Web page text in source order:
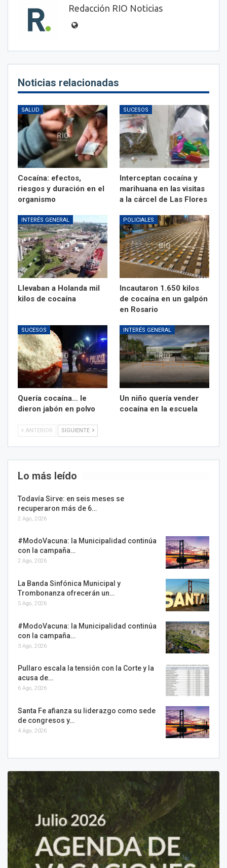
Redacción RIO Noticias
Noticias relacionadas
SALUD
Cocaína: efectos,
riesgos y duración en el
organismo
SUCESOS
Interceptan cocaína y
marihuana en las visitas
a la cárcel de Las Flores
INTERÉS GENERAL
Llevaban a Holanda mil
kilos de cocaína
POLICIALES
Incautaron 1.650 kilos
de cocaína en un galpón
en Rosario
SUCESOS
Quería cocaína… le
dieron jabón en polvo
INTERÉS GENERAL
Un niño quería vender
cocaína en la escuela
ANTERIOR SIGUIENTE
Lo más leído
Todavía Sirve: en seis meses se
recuperaron más de 6…
2 Ago, 2026
#ModoVacuna: la Municipalidad continúa
con la campaña…
2 Ago, 2026
La Banda Sinfónica Municipal y
Trombonanza ofrecerán un…
5 Ago, 2026
#ModoVacuna: la Municipalidad continúa
con la campaña…
3 Ago, 2026
Pullaro escala la tensión con la Corte y la
acusa de…
6 Ago, 2026
Santa Fe afianza su liderazgo como sede
de congresos y…
4 Ago, 2026